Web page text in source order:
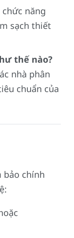
năng
sạch thiết
thế nào?
nhà phân
chuẩn của
bảo chính